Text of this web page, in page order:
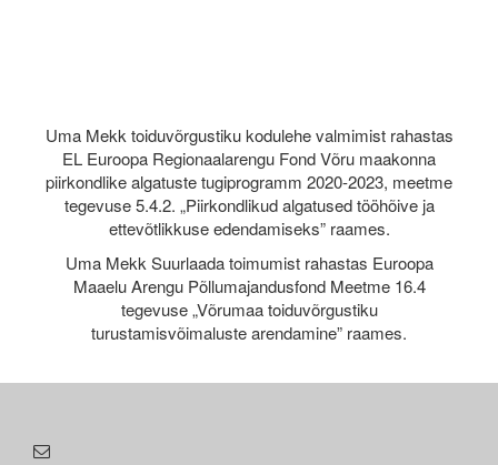
Uma Mekk toiduvõrgustiku kodulehe valmimist rahastas
EL Euroopa Regionaalarengu Fond Võru maakonna
piirkondlike algatuste tugiprogramm 2020-2023, meetme
tegevuse 5.4.2. „Piirkondlikud algatused tööhõive ja
ettevõtlikkuse edendamiseks” raames.
Uma Mekk Suurlaada toimumist rahastas Euroopa
Maaelu Arengu Põllumajandusfond Meetme 16.4
tegevuse „Võrumaa toiduvõrgustiku
turustamisvõimaluste arendamine” raames.